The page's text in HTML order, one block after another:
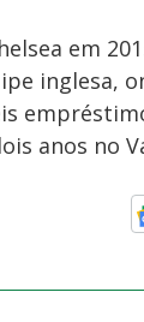
em
inglesa,
anos no